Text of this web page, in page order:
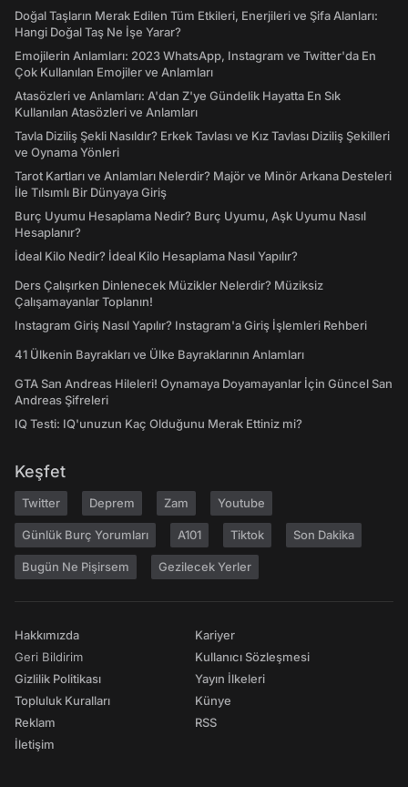
Doğal Taşların Merak Edilen Tüm Etkileri, Enerjileri ve Şifa Alanları:
Hangi Doğal Taş Ne İşe Yarar?
Emojilerin Anlamları: 2023 WhatsApp, Instagram ve Twitter'da En
Çok Kullanılan Emojiler ve Anlamları
Atasözleri ve Anlamları: A'dan Z'ye Gündelik Hayatta En Sık
Kullanılan Atasözleri ve Anlamları
Tavla Diziliş Şekli Nasıldır? Erkek Tavlası ve Kız Tavlası Diziliş Şekilleri
ve Oynama Yönleri
Tarot Kartları ve Anlamları Nelerdir? Majör ve Minör Arkana Desteleri
İle Tılsımlı Bir Dünyaya Giriş
Burç Uyumu Hesaplama Nedir? Burç Uyumu, Aşk Uyumu Nasıl
Hesaplanır?
İdeal Kilo Nedir? İdeal Kilo Hesaplama Nasıl Yapılır?
Ders Çalışırken Dinlenecek Müzikler Nelerdir? Müziksiz
Çalışamayanlar Toplanın!
Instagram Giriş Nasıl Yapılır? Instagram'a Giriş İşlemleri Rehberi
41 Ülkenin Bayrakları ve Ülke Bayraklarının Anlamları
GTA San Andreas Hileleri! Oynamaya Doyamayanlar İçin Güncel San
Andreas Şifreleri
IQ Testi: IQ'unuzun Kaç Olduğunu Merak Ettiniz mi?
Keşfet
Twitter Deprem Zam Youtube
Günlük Burç Yorumları A101 Tiktok Son Dakika
Bugün Ne Pişirsem Gezilecek Yerler
Hakkımızda
Geri Bildirim
Gizlilik Politikası
Topluluk Kuralları
Reklam
İletişim
Kariyer
Kullanıcı Sözleşmesi
Yayın İlkeleri
Künye
RSS